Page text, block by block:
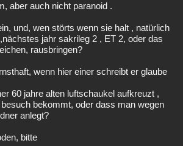
aber auch nicht paranoid .
und, wen störts wenn sie halt , natürlich
jahr sakrileg 2 , ET 2, oder das
rausbringen?
wenn hier einer schreibt er glaube
60 jahre alten luftschaukel aufkreuzt ,
bekommt, oder dass man wegen
anlegt?
bitte